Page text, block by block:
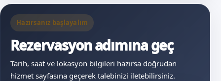
Hazırsanız başlayalım
Rezervasyon adımına geç
Tarih, saat ve lokasyon bilgileri hazırsa doğrudan
hizmet sayfasına geçerek talebinizi iletebilirsiniz.